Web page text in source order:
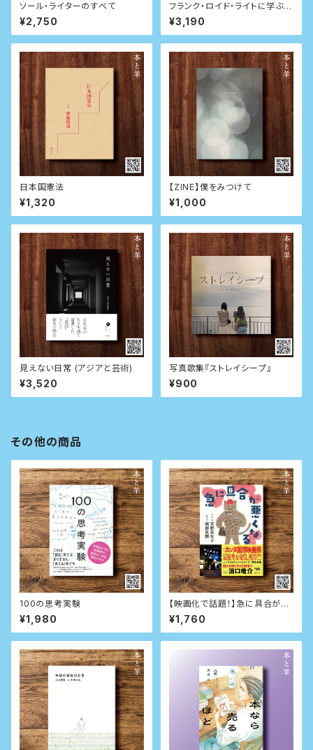
ソール・ライターのすべて
¥2,750
フランク・ロイド・ライトに学ぶ5
0の建築レッスン
¥3,190
日本国憲法
¥1,320
【ZINE】僕をみつけて
¥1,000
見えない日常 (アジアと芸術)
¥3,520
写真歌集『ストレイシープ』
¥900
その他の商品
100の思考実験
¥1,980
【映画化で話題！】急に具合が悪
くなる
¥1,760